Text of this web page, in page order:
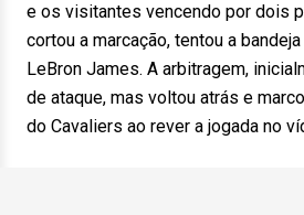
e os visitantes vencendo por dois
cortou a marcação, tentou a
LeBron James. A arbitragem,
de ataque, mas voltou atrás e
do Cavaliers ao rever a jogada no